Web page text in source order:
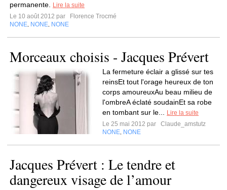
permanente.
Lire la suite
Le 10 août 2012 par
Florence Trocmé
NONE NONE NONE
Morceaux choisis - Jacques Prévert
La fermeture éclair a glissé sur tes
reinsEt tout l'orage heureux de ton
corps amoureuxAu beau milieu de
l'ombreA éclaté soudainEt sa robe
en tombant sur le...
Lire la suite
Le 25 mai 2012 par
Claude_amstutz
NONE NONE
Jacques Prévert : Le tendre et
dangereux visage de l’amour